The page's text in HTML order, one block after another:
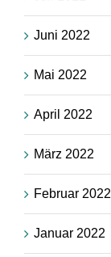
Juni 2022
Mai 2022
April 2022
März 2022
Februar 2022
Januar 2022